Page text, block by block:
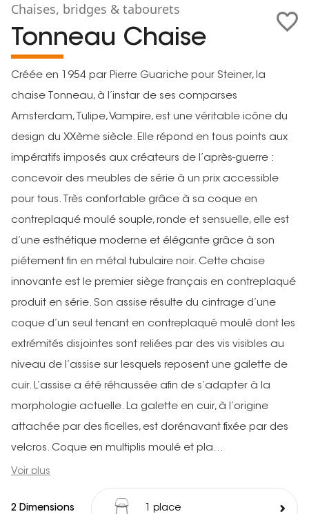
Chaises, bridges & tabourets
Tonneau Chaise
Créée en 1954 par Pierre Guariche pour Steiner, la
chaise Tonneau, à l’instar de ses comparses
Amsterdam, Tulipe, Vampire, est une véritable icône du
design du XXème siècle. Elle répond en tous points aux
impératifs imposés aux créateurs de l’après-guerre :
concevoir des meubles de série à un prix accessible
pour tous. Très confortable grâce à sa coque en
contreplaqué moulé souple, ronde et sensuelle, elle est
d’une esthétique moderne et élégante grâce à son
piétement fin en métal tubulaire noir. Cette chaise
innovante est le premier siège français en contreplaqué
produit en série. Son assise résulte du cintrage d’une
coque d’un seul tenant en contreplaqué moulé dont les
extrémités disjointes sont reliées par des vis visibles au
niveau de l’assise sur lesquels reposent une galette de
cuir. L’assise a été réhaussée afin de s’adapter à la
morphologie actuelle. La galette en cuir, à l’origine
attachée par des ficelles, est dorénavant fixée par des
velcros. Coque en multiplis moulé et pla...
Voir plus
2 Dimensions 1 place